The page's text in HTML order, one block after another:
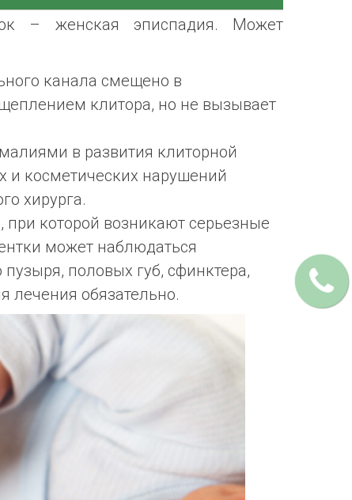
– женская эписпадия. Может
канала смещено в
клитора, но не вызывает
в развития клиторной
и косметических нарушений
хирурга.
которой возникают серьезные
может наблюдаться
половых губ, сфинктера,
лечения обязательно.